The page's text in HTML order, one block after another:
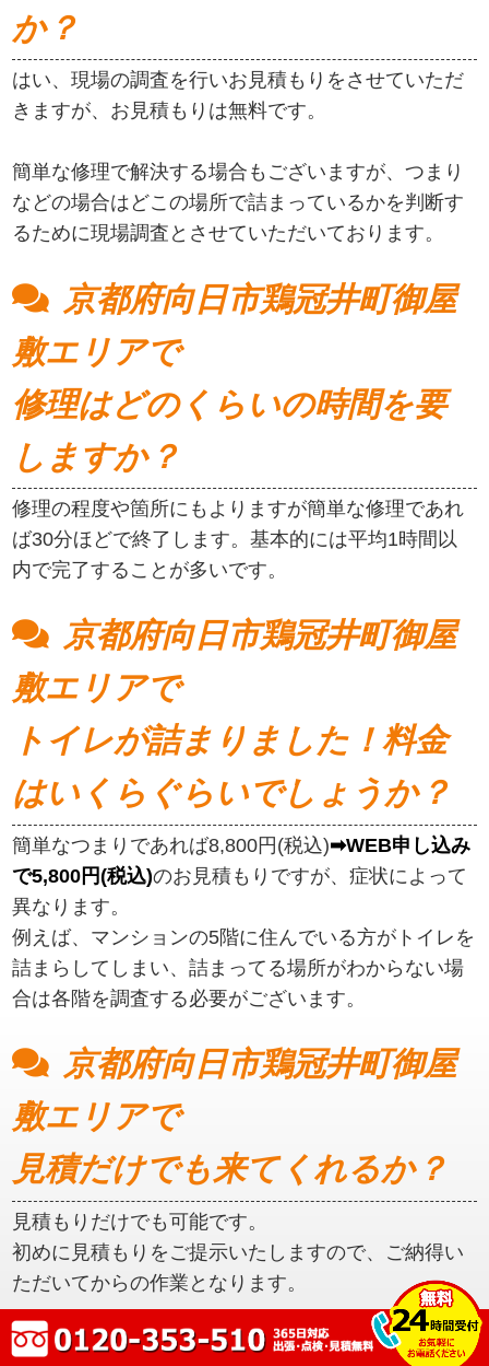
か？
はい、現場の調査を行いお見積もりをさせていただ
きますが、お見積もりは無料です。
簡単な修理で解決する場合もございますが、つまり
などの場合はどこの場所で詰まっているかを判断す
るために現場調査とさせていただいております。
京都府向日市鶏冠井町御屋
敷エリアで
修理はどのくらいの時間を要
しますか？
修理の程度や箇所にもよりますが簡単な修理であれ
ば30分ほどで終了します。基本的には平均1時間以
内で完了することが多いです。
京都府向日市鶏冠井町御屋
敷エリアで
トイレが詰まりました！料金
はいくらぐらいでしょうか？
簡単なつまりであれば8,800円(税込)➡WEB申し込み
で5,800円(税込)のお見積もりですが、症状によって
異なります。
例えば、マンションの5階に住んでいる方がトイレを
詰まらしてしまい、詰まってる場所がわからない場
合は各階を調査する必要がございます。
京都府向日市鶏冠井町御屋
敷エリアで
見積だけでも来てくれるか？
見積もりだけでも可能です。
初めに見積もりをご提示いたしますので、ご納得い
ただいてからの作業となります。
京都府向日市鶏冠井町御屋